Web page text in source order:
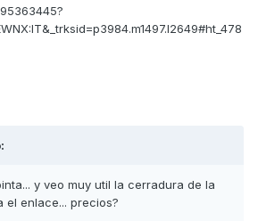
y veo muy util la cerradura de la
el enlace... precios?